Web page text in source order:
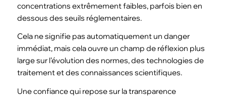
concentrations extrêmement faibles, parfois bien en
dessous des seuils réglementaires.
Cela ne signifie pas automatiquement un danger
immédiat, mais cela ouvre un champ de réflexion plus
large sur l’évolution des normes, des technologies de
traitement et des connaissances scientifiques.
Une confiance qui repose sur la transparence